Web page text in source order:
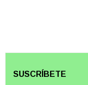
SUSCRÍBETE